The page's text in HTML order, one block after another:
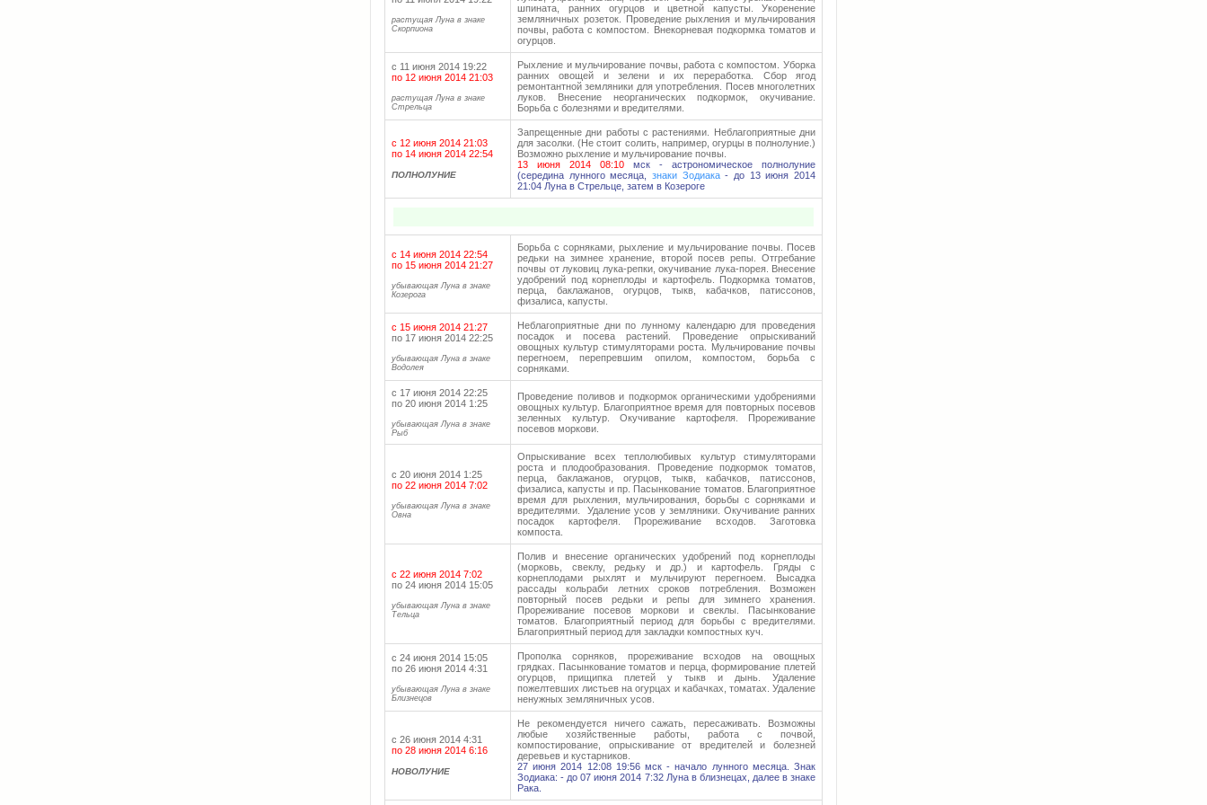
растущая Луна в знаке
Скорпиона
шпината, ранних огурцов и цветной капусты. Укоренение
земляничных розеток. Проведение рыхления и мульчирования
почвы, работа с компостом. Внекорневая подкормка томатов и
огурцов.
с 11 июня 2014 19:22
по 12 июня 2014 21:03
растущая Луна в знаке
Стрельца
Рыхление и мульчирование почвы, работа с компостом. Уборка
ранних овощей и зелени и их переработка. Сбор ягод
ремонтантной земляники для употребления. Посев многолетних
луков. Внесение неорганических подкормок, окучивание.
Борьба с болезнями и вредителями.
с 12 июня 2014 21:03
по 14 июня 2014 22:54
ПОЛНОЛУНИЕ
Запрещенные дни работы с растениями. Неблагоприятные дни
для засолки. (Не стоит солить, например, огурцы в полнолуние.)
Возможно рыхление и мульчирование почвы.
13 июня 2014 08:10 мск - астрономическое полнолуние
(середина лунного месяца, знаки Зодиака- до 13 июня 2014
21:04 Луна в Стрельце, затем в Козероге
с 14 июня 2014 22:54
по 15 июня 2014 21:27
убывающая Луна в знаке
Козерога
Борьба с сорняками, рыхление и мульчирование почвы. Посев
редьки на зимнее хранение, второй посев репы. Отгребание
почвы от луковиц лука-репки, окучивание лука-порея. Внесение
удобрений под корнеплоды и картофель. Подкормка томатов,
перца, баклажанов, огурцов, тыкв, кабачков, патиссонов,
физалиса, капусты.
с 15 июня 2014 21:27
по 17 июня 2014 22:25
убывающая Луна в знаке
Водолея
Неблагоприятные днипо лунному календарюдля проведения
посадок и посева растений. Проведение опрыскиваний
овощных культур стимуляторами роста. Мульчирование почвы
перегноем, перепревшим опилом, компостом, борьба с
сорняками.
с 17 июня 2014 22:25
по 20 июня 2014 1:25
убывающая Луна в знаке
Рыб
Проведение поливов и подкормок органическими удобрениями
овощных культур. Благоприятное время для повторных посевов
зеленных культур. Окучивание картофеля. Прореживание
посевов моркови.
с 20 июня 2014 1:25
по 22 июня 2014 7:02
убывающая Луна в знаке
Овна
Опрыскивание всех теплолюбивых культур стимуляторами
роста и плодообразования. Проведение подкормок томатов,
перца, баклажанов, огурцов, тыкв, кабачков, патиссонов,
физалиса, капусты и пр. Пасынкование томатов. Благоприятное
время для рыхления, мульчирования, борьбы с сорняками и
вредителями. Удаление усов у земляники. Окучивание ранних
посадок картофеля. Прореживание всходов. Заготовка
компоста.
с 22 июня 2014 7:02
по 24 июня 2014 15:05
убывающая Луна в знаке
Тельца
Полив и внесение органических удобрений под корнеплоды
(морковь, свеклу, редьку и др.) и картофель. Гряды с
корнеплодами рыхлят и мульчируют перегноем. Высадка
рассады кольраби летних сроков потребления. Возможен
повторный посев редьки и репы для зимнего хранения.
Прореживание посевов моркови и свеклы. Пасынкование
томатов. Благоприятный период для борьбы с вредителями.
Благоприятный период для закладки компостных куч.
с 24 июня 2014 15:05
по 26 июня 2014 4:31
убывающая Луна в знаке
Близнецов
Прополка сорняков, прореживание всходов на овощных
грядках. Пасынкование томатов и перца, формирование плетей
огурцов, прищипка плетей у тыкв и дынь. Удаление
пожелтевших листьев на огурцах и кабачках, томатах. Удаление
ненужных земляничных усов.
с 26 июня 2014 4:31
по 28 июня 2014 6:16
НОВОЛУНИЕ
Не рекомендуется ничего сажать, пересаживать. Возможны
любые хозяйственные работы, работа с почвой,
компостирование, опрыскивание от вредителей и болезней
деревьев и кустарников.
27 июня 2014 12:08 19:56 мск - начало лунного месяца. Знак
Зодиака: - до 07 июня 2014 7:32 Луна в близнецах, далее в знаке
Рака.